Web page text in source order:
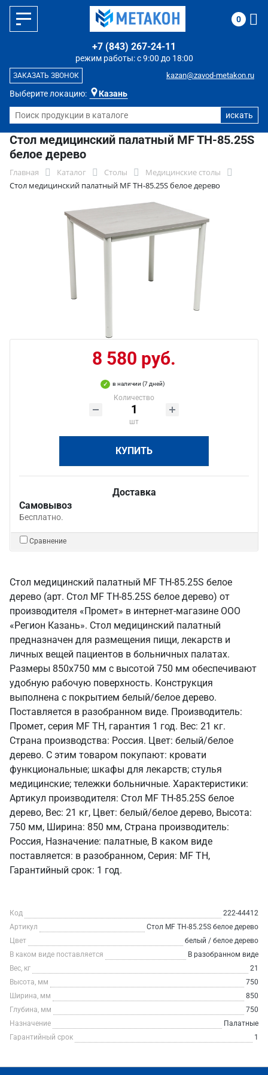
Выберите локацию: Казань
режим работы: с 9:00 до 18:00
+7 (843) 267-24-11
kazan@zavod-metakon.ru
ЗАКАЗАТЬ ЗВОНОК
0
Стол медицинский палатный MF TH-85.25S
белое дерево
Главная Каталог Столы
Медицинские столы
Стол медицинский палатный MF TH-85.25S белое дерево
8 580 руб.
в наличии (7 дней)
Количество
шт
КУПИТЬ
Доставка
Самовывоз
Бесплатно.
Сравнение
Стол медицинский палатный MF TH-85.25S белое
дерево (арт. Стол MF TH-85.25S белое дерево) от
производителя «Промет» в интернет-магазине ООО
«Регион Казань». Стол медицинский палатный
предназначен для размещения пищи, лекарств и
личных вещей пациентов в больничных палатах.
Размеры 850х750 мм с высотой 750 мм обеспечивают
удобную рабочую поверхность. Конструкция
выполнена с покрытием белый/белое дерево.
Поставляется в разобранном виде. Производитель:
Промет, серия MF TH, гарантия 1 год. Вес: 21 кг.
Страна производства: Россия. Цвет: белый/белое
дерево. С этим товаром покупают: кровати
функциональные; шкафы для лекарств; стулья
медицинские; тележки больничные. Характеристики:
Артикул производителя: Стол MF TH-85.25S белое
дерево, Вес: 21 кг, Цвет: белый/белое дерево, Высота:
750 мм, Ширина: 850 мм, Страна производитель:
Россия, Назначение: палатные, В каком виде
поставляется: в разобранном, Серия: MF TH,
Гарантийный срок: 1 год.
Код
222-44412
Артикул
Стол MF TH-85.25S белое дерево
Цвет
белый / белое дерево
В каком виде поставляется
В разобранном виде
Вес, кг
21
Высота, мм
750
Ширина, мм
850
Глубина, мм
750
Назначение
Палатные
Гарантийный срок
1